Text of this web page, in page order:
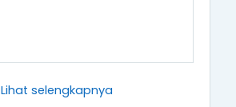
Lihat selengkapnya